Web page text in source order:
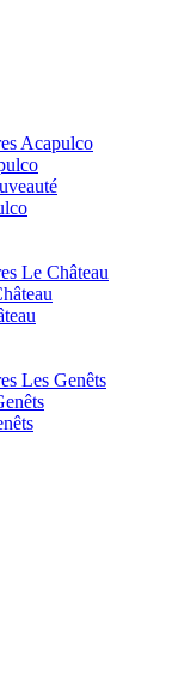
Acapulco
Le Château
Les Genêts